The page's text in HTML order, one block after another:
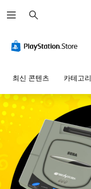
색
최신 콘텐츠 카테고리